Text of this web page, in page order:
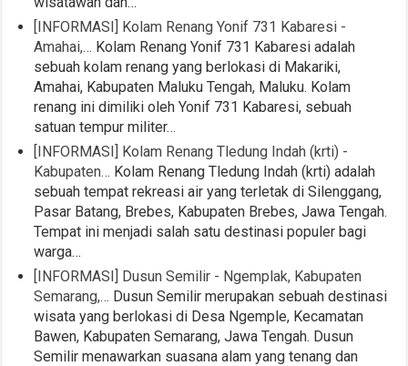
[INFORMASI] Kolam Renang Yonif 731 Kabaresi -
Amahai,… Kolam Renang Yonif 731 Kabaresi adalah
sebuah kolam renang yang berlokasi di Makariki,
Amahai, Kabupaten Maluku Tengah, Maluku. Kolam
renang ini dimiliki oleh Yonif 731 Kabaresi, sebuah
satuan tempur militer…
[INFORMASI] Kolam Renang Tledung Indah (krti) -
Kabupaten… Kolam Renang Tledung Indah (krti) adalah
sebuah tempat rekreasi air yang terletak di Silenggang,
Pasar Batang, Brebes, Kabupaten Brebes, Jawa Tengah.
Tempat ini menjadi salah satu destinasi populer bagi
warga…
[INFORMASI] Dusun Semilir - Ngemplak, Kabupaten
Semarang,… Dusun Semilir merupakan sebuah destinasi
wisata yang berlokasi di Desa Ngemple, Kecamatan
Bawen, Kabupaten Semarang, Jawa Tengah. Dusun
Semilir menawarkan suasana alam yang tenang dan